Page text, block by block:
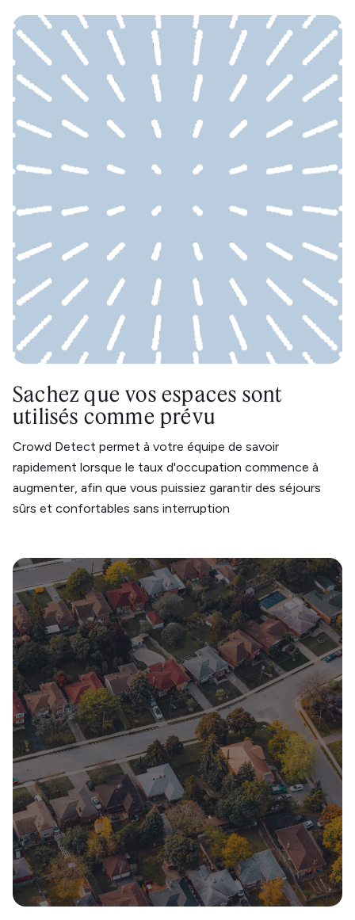
Sachez que vos espaces sont
utilisés comme prévu
Crowd Detect permet à votre équipe de savoir
rapidement lorsque le taux d'occupation commence à
augmenter, afin que vous puissiez garantir des séjours
sûrs et confortables sans interruption